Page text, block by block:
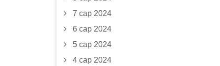
7 сар 2024
6 сар 2024
5 сар 2024
4 сар 2024